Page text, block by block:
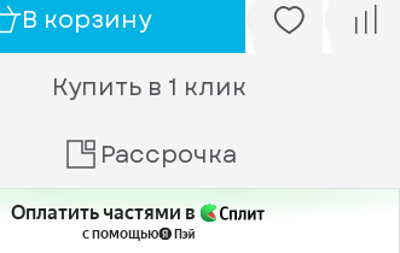
В корзину
Купить в 1 клик
Рассрочка
Оплатить частями в
с помощью